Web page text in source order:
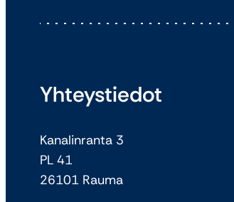
Yhteystiedot
Kanalinranta 3
PL 41
26101 Rauma